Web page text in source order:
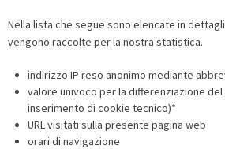
Nella lista che segue sono elencate in
vengono raccolte per la nostra statistica.
indirizzo IP reso anonimo mediante
valore univoco per la differenziazione
inserimento di cookie tecnico)*
URL visitati sulla presente pagina web
orari di navigazione